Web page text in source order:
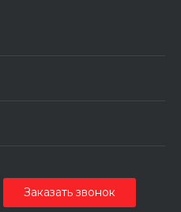
Заказать звонок